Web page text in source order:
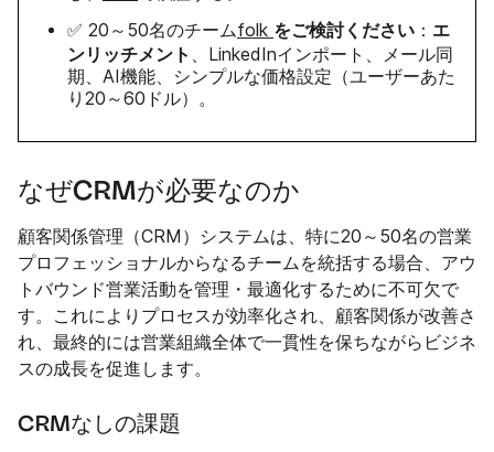
✅ 20～50名のチームfolk をご検討ください ： エ
ンリッチメント
、LinkedInインポート、メール同
期、AI機能、シンプルな価格設定（ユーザーあた
り20～60ドル）。
なぜCRMが必要なのか
顧客関係管理（CRM）システムは、特に20～50名の営業
プロフェッショナルからなるチームを統括する場合、アウ
トバウンド営業活動を管理・最適化するために不可欠で
す。これによりプロセスが効率化され、顧客関係が改善さ
れ、最終的には営業組織全体で一貫性を保ちながらビジネ
スの成長を促進します。
CRMなしの課題